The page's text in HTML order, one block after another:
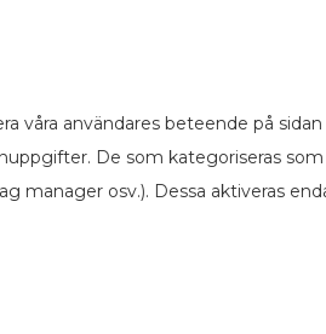
våra användares beteende på
De som kategoriseras som
manager osv.). Dessa aktiveras